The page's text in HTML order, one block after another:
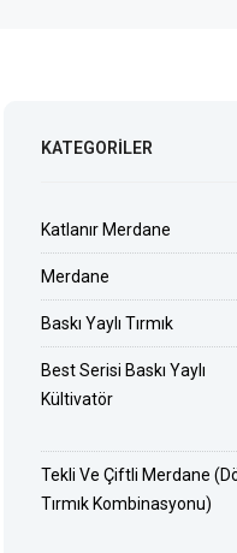
KATEGORILER
Katlanır Merdane
Merdane
Baskı Yaylı Tırmık
Best Serisi Baskı Yaylı
Kültivatör
Tekli Ve Çiftli Merdane
Tırmık Kombinasyonu)